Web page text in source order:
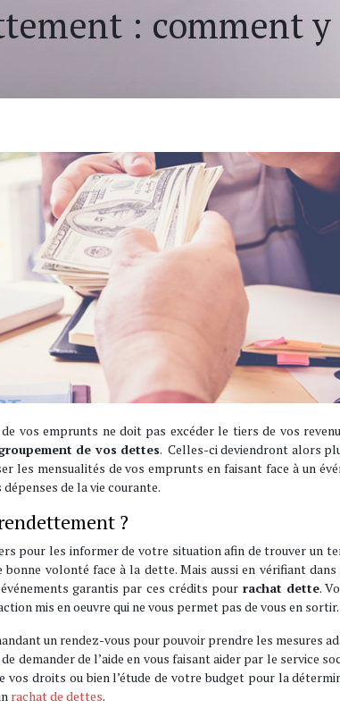
: comment
vos emprunts ne doit pas excéder le tiers de vos
de vos dettes. Celles-ci deviendront alors
les mensualités de vos emprunts en faisant face à un
de la vie courante.
?
pour les informer de votre situation afin de trouver un
volonté face à la dette. Mais aussi en vérifiant
garantis par ces crédits pour rachat dette.
mis en oeuvre qui ne vous permet pas de vous en sortir.
un rendez-vous pour pouvoir prendre les mesures
demander de l’aide en vous faisant aider par le service
droits ou bien l’étude de votre budget pour la
rachat de dettes.